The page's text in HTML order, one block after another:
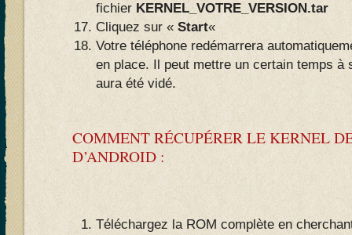
fichier KERNEL_VOTRE_VERSION.tar
Cliquez sur « Start«
Votre téléphone redémarrera
en place. Il peut mettre un certain temps à
aura été vidé.
COMMENT RÉCUPÉRER LE KERNEL
D’ANDROID :
Téléchargez la ROM complète en